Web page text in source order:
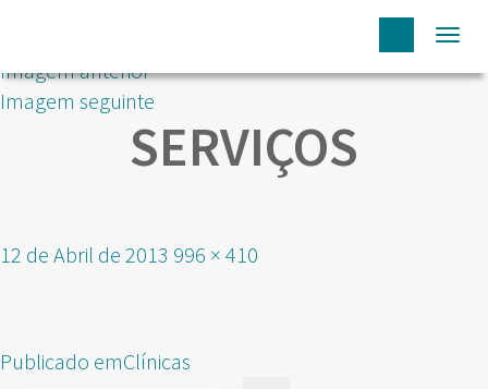
Imagem anterior
Imagem seguinte
SERVIÇOS
Publicado
12 de Abril de 2013 Tamanho
996 × 410
NAVEGAÇÃO
Publicado emClínicas